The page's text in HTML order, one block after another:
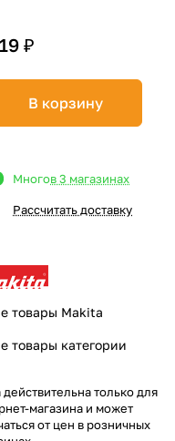
₽
В корзину
Многов 3 магазинах
Рассчитать доставку
товары Makita
товары категории
только для
магазина и может
от цен в розничных